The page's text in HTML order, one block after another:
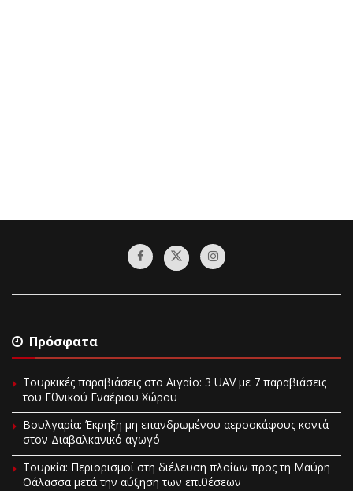
Πρόσφατα
Τουρκικές παραβιάσεις στο Αιγαίο: 3 UAV με 7 παραβιάσεις
του Εθνικού Εναέριου Χώρου
Βουλγαρία: Έκρηξη μη επανδρωμένου αεροσκάφους κοντά
στον Διαβαλκανικό αγωγό
Τουρκία: Περιορισμοί στη διέλευση πλοίων προς τη Μαύρη
Θάλασσα μετά την αύξηση των επιθέσεων